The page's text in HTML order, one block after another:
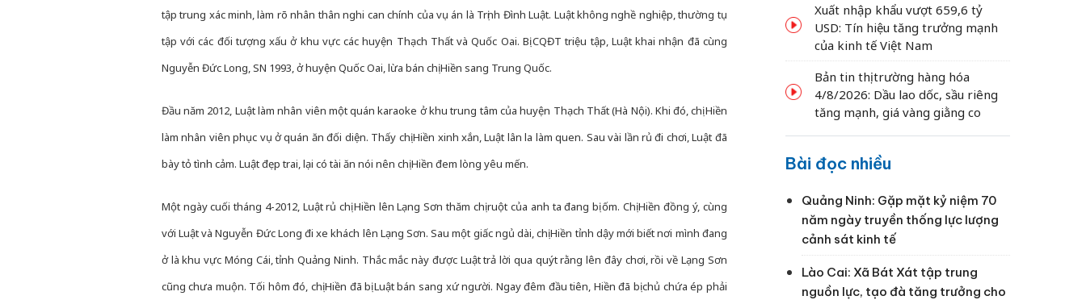
tập trung xác minh, làm rõ nhân thân nghi can chính của vụ án là Trịnh Đình Luật. Luật không nghề nghiệp, thường tụ
tập với các đối tượng xấu ở khu vực các huyện Thạch Thất và Quốc Oai. Bị CQĐT triệu tập, Luật khai nhận đã cùng
Nguyễn Đức Long, SN 1993, ở huyện Quốc Oai, lừa bán chị Hiền sang Trung Quốc.
Đầu năm 2012, Luật làm nhân viên một quán karaoke ở khu trung tâm của huyện Thạch Thất (Hà Nội). Khi đó, chị Hiền
làm nhân viên phục vụ ở quán ăn đối diện. Thấy chị Hiền xinh xắn, Luật lân la làm quen. Sau vài lần rủ đi chơi, Luật đã
bày tỏ tình cảm. Luật đẹp trai, lại có tài ăn nói nên chị Hiền đem lòng yêu mến.
Một ngày cuối tháng 4-2012, Luật rủ chị Hiền lên Lạng Sơn thăm chị ruột của anh ta đang bị ốm. Chị Hiền đồng ý, cùng
với Luật và Nguyễn Đức Long đi xe khách lên Lạng Sơn. Sau một giấc ngủ dài, chị Hiền tỉnh dậy mới biết nơi mình đang
ở là khu vực Móng Cái, tỉnh Quảng Ninh. Thắc mắc này được Luật trả lời qua quýt rằng lên đây chơi, rồi về Lạng Sơn
cũng chưa muộn. Tối hôm đó, chị Hiền đã bị Luật bán sang xứ người. Ngay đêm đầu tiên, Hiền đã bị chủ chứa ép phải
Xuất nhập khẩu vượt 659,6 tỷ
USD: Tín hiệu tăng trưởng mạnh
của kinh tế Việt Nam
Bản tin thị trường hàng hóa
4/8/2026: Dầu lao dốc, sầu riêng
tăng mạnh, giá vàng giằng co
Bài đọc nhiều
Quảng Ninh: Gặp mặt kỷ niệm 70
năm ngày truyền thống lực lượng
cảnh sát kinh tế
Lào Cai: Xã Bát Xát tập trung
nguồn lực, tạo đà tăng trưởng cho